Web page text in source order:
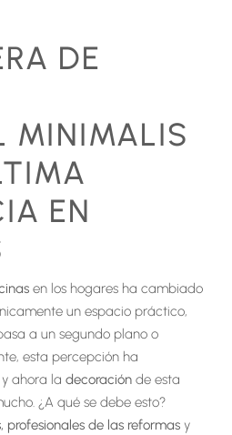
DE
MINIMALIS
EN
en los hogares ha cambiado
un espacio práctico,
a un segundo plano o
esta percepción ha
ahora ladecoración de esta
¿A qué se debe esto?
profesionales de las reformas y